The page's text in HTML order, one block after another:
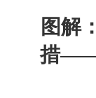
图解
措——